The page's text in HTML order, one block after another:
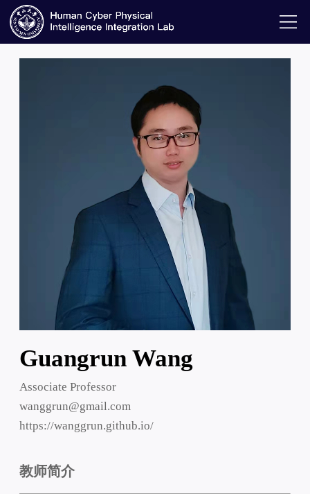
Guangrun Wang
Associate Professor
wanggrun@gmail.com
https://wanggrun.github.io/
教师简介